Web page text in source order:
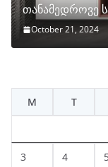
თანამედროვე
October 21, 2024
M
T
3 4